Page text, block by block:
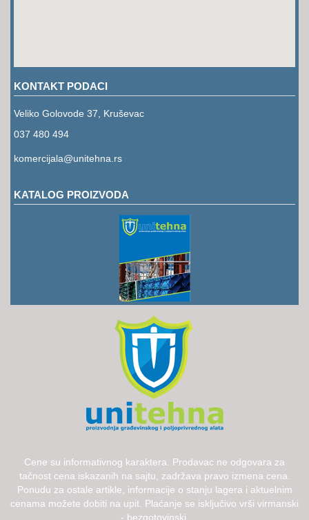
KONTAKT PODACI
Veliko Golovode 37, Kruševac
037 480 494
komercijala@unitehna.rs
KATALOG PROIZVODA
Cene su informativnog karaktera. Prodavac ne odgovara za
tačnost cena iskazanih na sajtu, zadržava pravo izmena cena.
Ponudu za ostale artikle, informacije o stanju lagera i aktuelnim
cenama možete dobiti na upit. Plaćanje se isključivo vrši virmanski
- bezgotovinski.